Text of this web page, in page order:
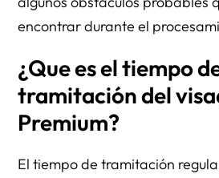
encontrar durante el
¿Que es el tiempo
tramitación del
Premium?
El tiempo de tramitación